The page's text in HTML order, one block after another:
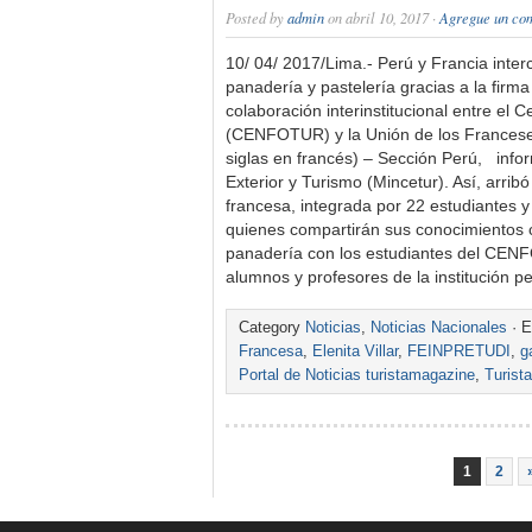
Posted byadminon abril 10, 2017 · Agregue un
10/ 04/ 2017/Lima.- Perú y Francia
panadería y pastelería gracias a la
colaboración interinstitucional entre el
(CENFOTUR) y la Unión de los
siglas en francés) – Sección Perú,
Exterior y Turismo (Mincetur). Así,
francesa, integrada por 22 estudiantes
quienes compartirán sus conocimientos
panadería con los estudiantes del
alumnos y profesores de la institución
Category Noticias, Noticias Nacionales ·
Francesa, Elenita Villar, FEINPRETUDI ,
Portal de Noticias turistamagazine,
1 2